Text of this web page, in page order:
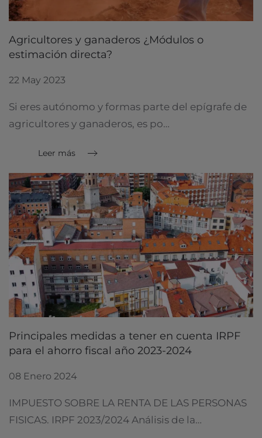
Agricultores y ganaderos ¿Módulos o
estimación directa?
22 May 2023
Si eres autónomo y formas parte del epígrafe de
agricultores y ganaderos, es po…
Leer más
Principales medidas a tener en cuenta IRPF
para el ahorro fiscal año 2023-2024
08 Enero 2024
IMPUESTO SOBRE LA RENTA DE LAS PERSONAS
FISICAS. IRPF 2023/2024 Análisis de la…